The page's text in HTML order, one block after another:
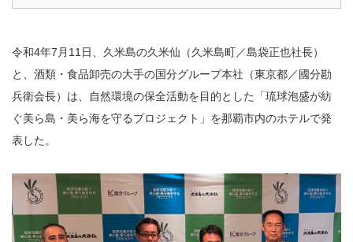
令和4年7月11日、久米島の久米仙（久米島町／島袋正也社長）
と、酒類・食品卸売の大手の国分グループ本社（東京都／國分勘
兵衛会長）は、自然環境の保全活動を目的とした「琉球泡盛が紡
ぐ美ら島・美ら海を守るプロジェクト」を那覇市内のホテルで発
表した。